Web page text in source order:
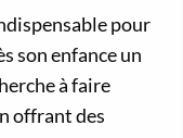
pour
son enfance un
à faire
offrant des